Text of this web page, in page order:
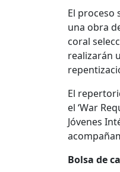
El proceso
una obra
coral
realizarán
El
el ‘War
Jóvenes
Bolsa de